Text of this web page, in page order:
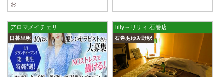
お…
アロマメイチェリ
日暮里駅
lilly～リリィ 石巻店
石巻あゆみ野駅